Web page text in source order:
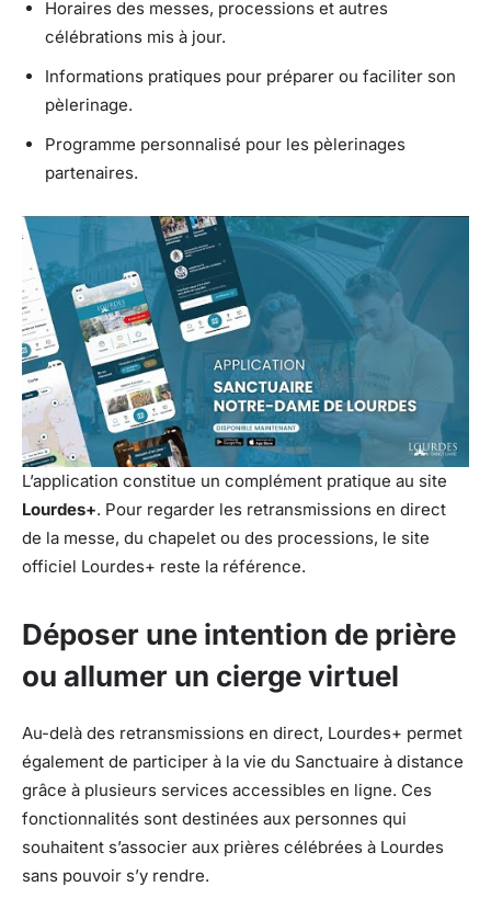
Horaires des messes, processions et autres
célébrations mis à jour.
Informations pratiques pour préparer ou faciliter son
pèlerinage.
Programme personnalisé pour les pèlerinages
partenaires.
L’application constitue un complément pratique au site
Lourdes+. Pour regarder les retransmissions en direct
de la messe, du chapelet ou des processions, le site
officiel Lourdes+ reste la référence.
Déposer une intention de prière
ou allumer un cierge virtuel
Au-delà des retransmissions en direct, Lourdes+ permet
également de participer à la vie du Sanctuaire à distance
grâce à plusieurs services accessibles en ligne. Ces
fonctionnalités sont destinées aux personnes qui
souhaitent s’associer aux prières célébrées à Lourdes
sans pouvoir s’y rendre.